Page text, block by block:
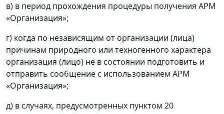
в) в период прохождения процедуры получения АРМ
«Организация»;
г) когда по независящим от организации (лица)
причинам природного или техногенного характера
организация (лицо) не в состоянии подготовить и
отправить сообщение с использованием АРМ
«Организация»;
д) в случаях, предусмотренных пунктом 20